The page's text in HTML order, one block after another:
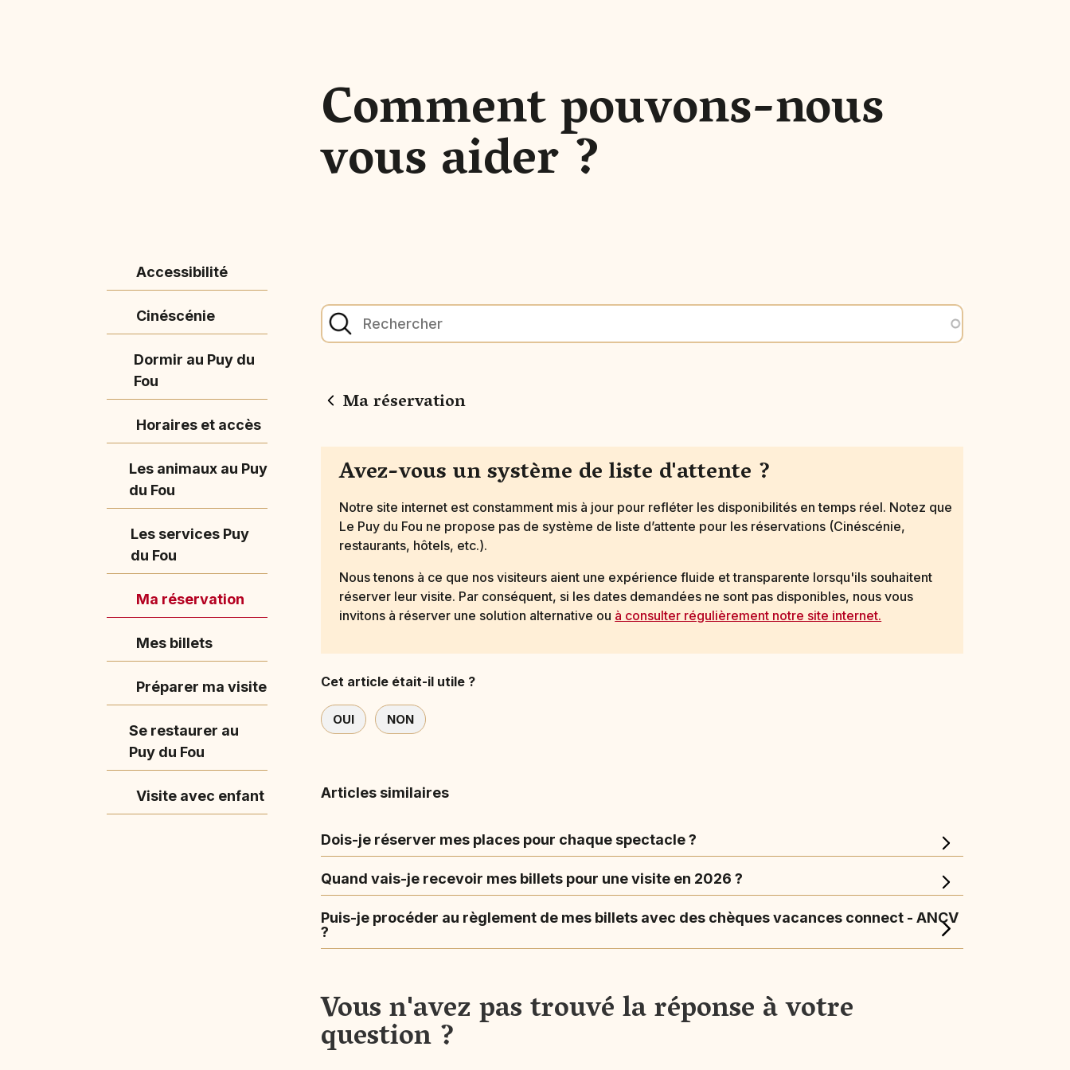
Comment pouvons-nous
vous aider ?
Accessibilité
Cinéscénie
Dormir au Puy du
Fou
Horaires et accès
Les animaux au Puy
du Fou
Les services Puy
du Fou
Ma réservation
Mes billets
Préparer ma visite
Se restaurer au
Puy du Fou
Visite avec enfant
Ma réservation
Avez-vous un système de liste d'attente ?
Notre site internet est constamment mis à jour pour refléter les disponibilités en temps réel. Notez que
Le Puy du Fou ne propose pas de système de liste d’attente pour les réservations (Cinéscénie,
restaurants, hôtels, etc.).
Nous tenons à ce que nos visiteurs aient une expérience fluide et transparente lorsqu'ils souhaitent
réserver leur visite. Par conséquent, si les dates demandées ne sont pas disponibles, nous vous
invitons à réserver une solution alternative ou à consulter régulièrement notre site internet.
Cet article était-il utile ?
OUI NON
Articles similaires
Dois-je réserver mes places pour chaque spectacle ?
Quand vais-je recevoir mes billets pour une visite en 2026 ?
Puis-je procéder au règlement de mes billets avec des chèques vacances connect - ANCV
?
Vous n'avez pas trouvé la réponse à votre
question ?